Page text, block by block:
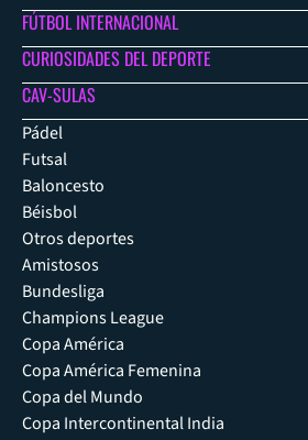
FÚTBOL INTERNACIONAL
CURIOSIDADES DEL DEPORTE
CAV-SULAS
Pádel
Futsal
Baloncesto
Béisbol
Otros deportes
Amistosos
Bundesliga
Champions League
Copa América
Copa América Femenina
Copa del Mundo
Copa Intercontinental India